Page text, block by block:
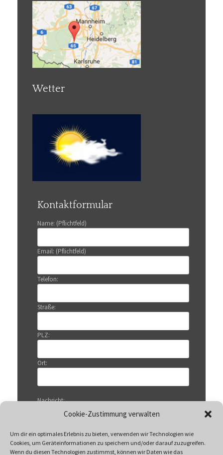
Cookie-Zustimmung verwalten
Um dir ein optimales Erlebnis zu bieten, verwenden wir Technologien wie
Cookies, um Geräteinformationen zu speichern und/oder darauf zuzugreifen.
Wenn du diesen Technologien zustimmst, können wir Daten wie das
Wetter
Kontaktformular
Name: (Pflichtfeld)
Email: (Pflichtfeld)
Telefon:
Straße:
PLZ:
Ort:
Nachricht: